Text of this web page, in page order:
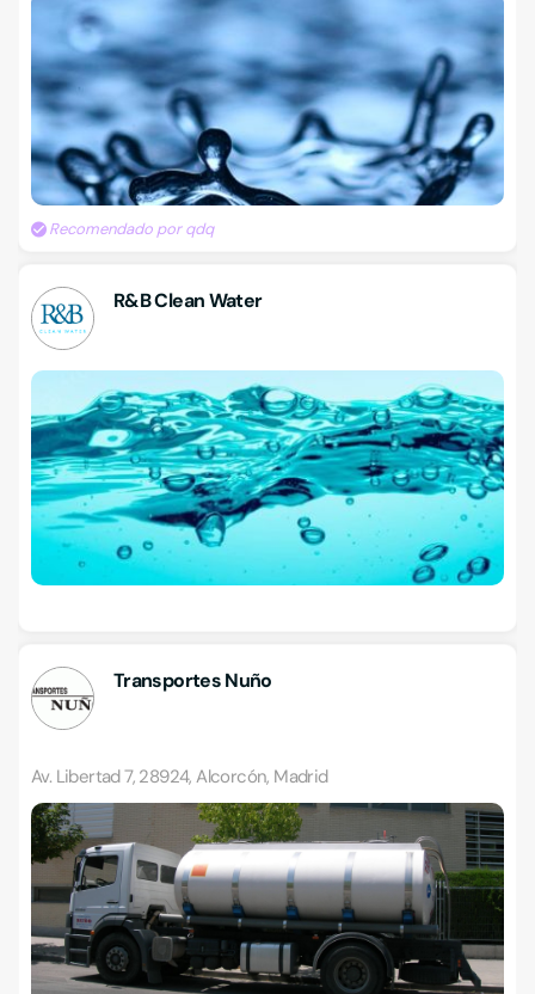
Recomendado por qdq
R&B Clean Water
Transportes Nuño
Av. Libertad 7, 28924, Alcorcón, Madrid